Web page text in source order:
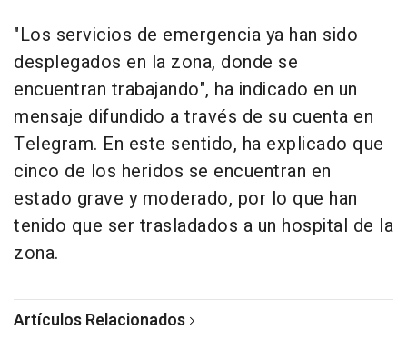
"Los servicios de emergencia ya han sido
desplegados en la zona, donde se
encuentran trabajando", ha indicado en un
mensaje difundido a través de su cuenta en
Telegram. En este sentido, ha explicado que
cinco de los heridos se encuentran en
estado grave y moderado, por lo que han
tenido que ser trasladados a un hospital de la
zona.
Artículos Relacionados